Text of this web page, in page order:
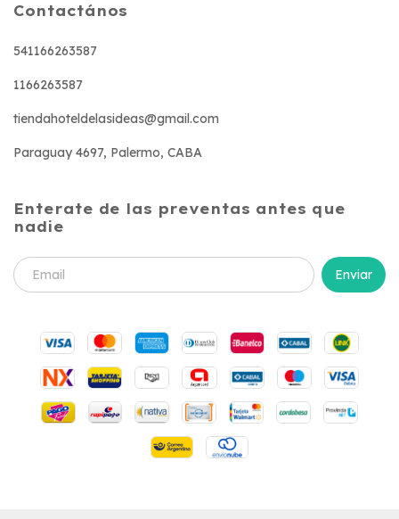
Contactános
541166263587
1166263587
tiendahoteldelasideas@gmail.com
Paraguay 4697, Palermo, CABA
Enterate de las preventas antes que
nadie